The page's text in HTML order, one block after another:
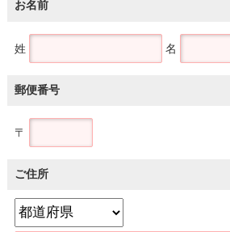
お名前
姓 名
郵便番号
〒
ご住所